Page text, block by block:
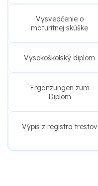
Vysvedčenie o
maturitnej skúške
Vysokoškolský diplom
Ergänzungen zum
Diplom
Výpis z registra trestov